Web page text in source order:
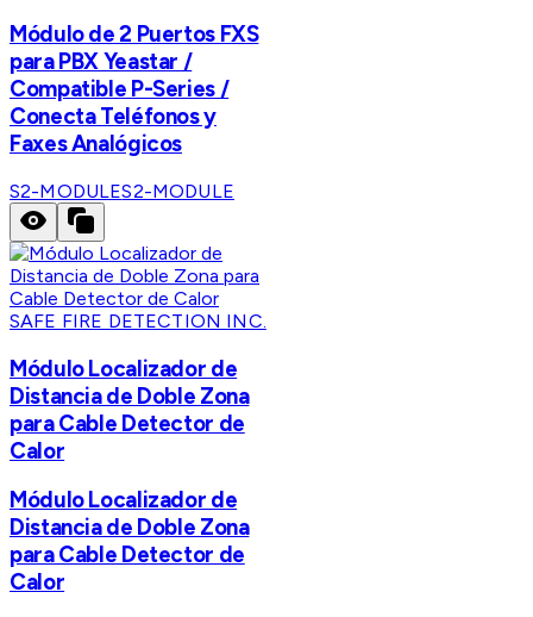
Módulo de 2 Puertos FXS
para PBX Yeastar /
Compatible P-Series /
Conecta Teléfonos y
Faxes Analógicos
S2-MODULES2-MODULE
SAFE FIRE DETECTION INC.
Módulo Localizador de
Distancia de Doble Zona
para Cable Detector de
Calor
Módulo Localizador de
Distancia de Doble Zona
para Cable Detector de
Calor